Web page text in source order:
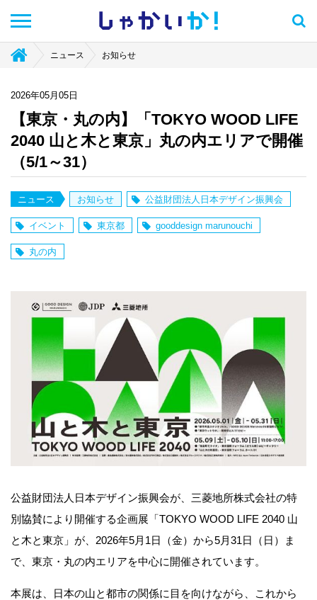
しゃかい か！
ニュース お知らせ
2026年05月05日
【東京・丸の内】「TOKYO WOOD LIFE
2040 山と木と東京」丸の内エリアで開催
（5/1～31）
ニュース お知らせ 公益財団法人日本デザイン振興会
イベント 東京都 gooddesign marunouchi
丸の内
公益財団法人日本デザイン振興会が、三菱地所株式会社の特
別協賛により開催する企画展「TOKYO WOOD LIFE 2040 山
と木と東京」が、2026年5月1日（金）から5月31日（日）ま
で、東京・丸の内エリアを中心に開催されています。
本展は、日本の山と都市の関係に目を向けながら、これから